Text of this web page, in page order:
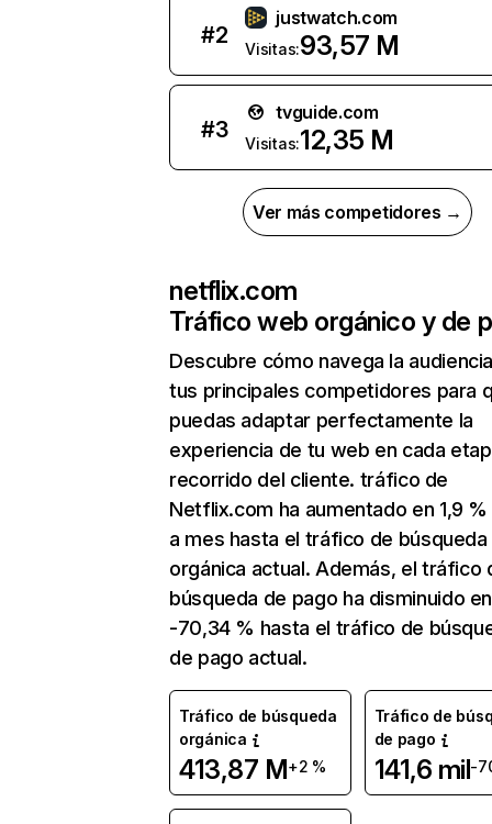
#2
justwatch.com
Visitas:93,57 M
#3
tvguide.com
Visitas:12,35 M
Ver más competidores →
netflix.com
Tráfico web orgánico y de
Descubre cómo navega la
tus principales competidores para
puedas adaptar perfectamente la
experiencia de tu web en cada
recorrido del cliente. tráfico de
Netflix.com ha aumentado en 1,9
a mes hasta el tráfico de búsqueda
orgánica actual. Además, el tráfico
búsqueda de pago ha disminuido en
-70,34 % hasta el tráfico de
de pago actual.
Tráfico de búsqueda
orgánica
413,87 M+2 %
Tráfico de
de pago
141,6 mil-